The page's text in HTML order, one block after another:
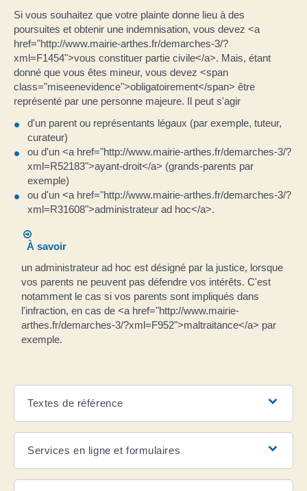
Si vous souhaitez que votre plainte donne lieu à des
poursuites et obtenir une indemnisation, vous devez <a
href="http://www.mairie-arthes.fr/demarches-3/?
xml=F1454">vous constituer partie civile</a>. Mais, étant
donné que vous êtes mineur, vous devez <span
class="miseenevidence">obligatoirement</span> être
représenté par une personne majeure. Il peut s'agir
d'un parent ou représentants légaux (par exemple, tuteur,
curateur)
ou d'un <a href="http://www.mairie-arthes.fr/demarches-3/?
xml=R52183">ayant-droit</a> (grands-parents par
exemple)
ou d'un <a href="http://www.mairie-arthes.fr/demarches-3/?
xml=R31608">administrateur ad hoc</a>.
À savoir
un administrateur ad hoc est désigné par la justice, lorsque
vos parents ne peuvent pas défendre vos intérêts. C'est
notamment le cas si vos parents sont impliqués dans
l'infraction, en cas de <a href="http://www.mairie-
arthes.fr/demarches-3/?xml=F952">maltraitance</a> par
exemple.
Textes de référence
Services en ligne et formulaires